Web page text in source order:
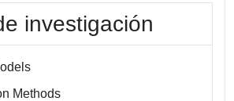
investigación
Methods